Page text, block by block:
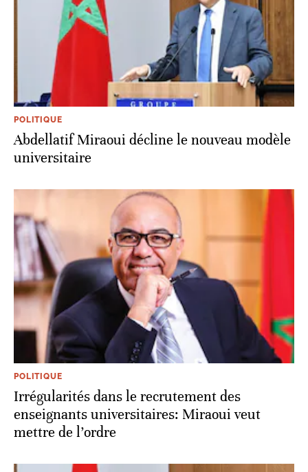
POLITIQUE
Abdellatif Miraoui décline le nouveau modèle
universitaire
POLITIQUE
Irrégularités dans le recrutement des
enseignants universitaires: Miraoui veut
mettre de l’ordre